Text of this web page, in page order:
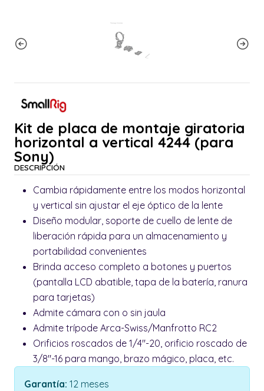
Kit de placa de montaje giratoria
horizontal a vertical 4244 (para
Sony)
DESCRIPCIÓN
Cambia rápidamente entre los modos horizontal
y vertical sin ajustar el eje óptico de la lente
Diseño modular, soporte de cuello de lente de
liberación rápida para un almacenamiento y
portabilidad convenientes
Brinda acceso completo a botones y puertos
(pantalla LCD abatible, tapa de la batería, ranura
para tarjetas)
Admite cámara con o sin jaula
Admite trípode Arca-Swiss/Manfrotto RC2
Orificios roscados de 1/4"-20, orificio roscado de
3/8"-16 para mango, brazo mágico, placa, etc.
Garantía: 12 meses